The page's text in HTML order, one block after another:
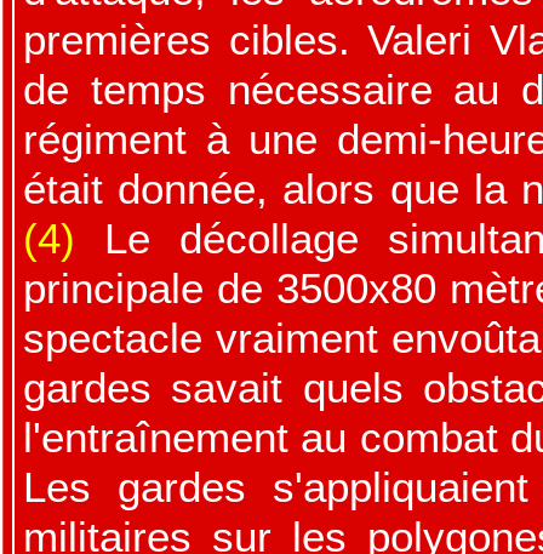
premières cibles. Valeri
de temps nécessaire au
régiment à une demi-
était donnée, alors que la
(4) Le décollage
principale de 3500x80
spectacle vraiment
gardes savait quels
l'entraînement au combat
Les gardes
militaires sur les